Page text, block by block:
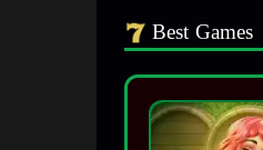
Best Games